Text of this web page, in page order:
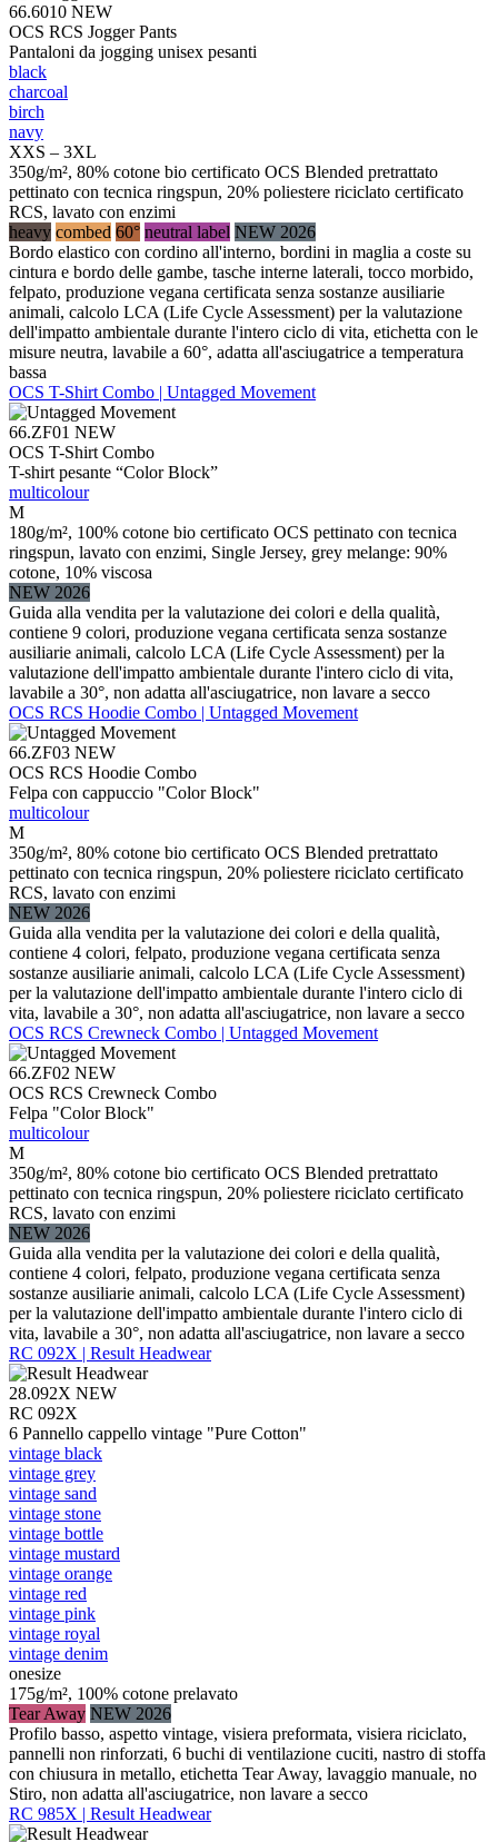
66.6010 NEW
OCS RCS Jogger Pants
Pantaloni da jogging unisex pesanti
black
charcoal
birch
navy
XXS – 3XL
350g/m², 80% cotone bio certificato OCS Blended pretrattato
pettinato con tecnica ringspun, 20% poliestere riciclato certificato
RCS, lavato con enzimi
heavy combed 60° neutral label NEW 2026
Bordo elastico con cordino all'interno, bordini in maglia a coste su
cintura e bordo delle gambe, tasche interne laterali, tocco morbido,
felpato, produzione vegana certificata senza sostanze ausiliarie
animali, calcolo LCA (Life Cycle Assessment) per la valutazione
dell'impatto ambientale durante l'intero ciclo di vita, etichetta con le
misure neutra, lavabile a 60°, adatta all'asciugatrice a temperatura
bassa
OCS T-Shirt Combo | Untagged Movement
66.ZF01 NEW
OCS T-Shirt Combo
T-shirt pesante “Color Block”
multicolour
M
180g/m², 100% cotone bio certificato OCS pettinato con tecnica
ringspun, lavato con enzimi, Single Jersey, grey melange: 90%
cotone, 10% viscosa
NEW 2026
Guida alla vendita per la valutazione dei colori e della qualità,
contiene 9 colori, produzione vegana certificata senza sostanze
ausiliarie animali, calcolo LCA (Life Cycle Assessment) per la
valutazione dell'impatto ambientale durante l'intero ciclo di vita,
lavabile a 30°, non adatta all'asciugatrice, non lavare a secco
OCS RCS Hoodie Combo | Untagged Movement
66.ZF03 NEW
OCS RCS Hoodie Combo
Felpa con cappuccio "Color Block"
multicolour
M
350g/m², 80% cotone bio certificato OCS Blended pretrattato
pettinato con tecnica ringspun, 20% poliestere riciclato certificato
RCS, lavato con enzimi
NEW 2026
Guida alla vendita per la valutazione dei colori e della qualità,
contiene 4 colori, felpato, produzione vegana certificata senza
sostanze ausiliarie animali, calcolo LCA (Life Cycle Assessment)
per la valutazione dell'impatto ambientale durante l'intero ciclo di
vita, lavabile a 30°, non adatta all'asciugatrice, non lavare a secco
OCS RCS Crewneck Combo | Untagged Movement
66.ZF02 NEW
OCS RCS Crewneck Combo
Felpa "Color Block"
multicolour
M
350g/m², 80% cotone bio certificato OCS Blended pretrattato
pettinato con tecnica ringspun, 20% poliestere riciclato certificato
RCS, lavato con enzimi
NEW 2026
Guida alla vendita per la valutazione dei colori e della qualità,
contiene 4 colori, felpato, produzione vegana certificata senza
sostanze ausiliarie animali, calcolo LCA (Life Cycle Assessment)
per la valutazione dell'impatto ambientale durante l'intero ciclo di
vita, lavabile a 30°, non adatta all'asciugatrice, non lavare a secco
RC 092X | Result Headwear
28.092X NEW
RC 092X
6 Pannello cappello vintage "Pure Cotton"
vintage black
vintage grey
vintage sand
vintage stone
vintage bottle
vintage mustard
vintage orange
vintage red
vintage pink
vintage royal
vintage denim
onesize
175g/m², 100% cotone prelavato
Tear Away NEW 2026
Profilo basso, aspetto vintage, visiera preformata, visiera riciclato,
pannelli non rinforzati, 6 buchi di ventilazione cuciti, nastro di stoffa
con chiusura in metallo, etichetta Tear Away, lavaggio manuale, no
Stiro, non adatta all'asciugatrice, non lavare a secco
RC 985X | Result Headwear